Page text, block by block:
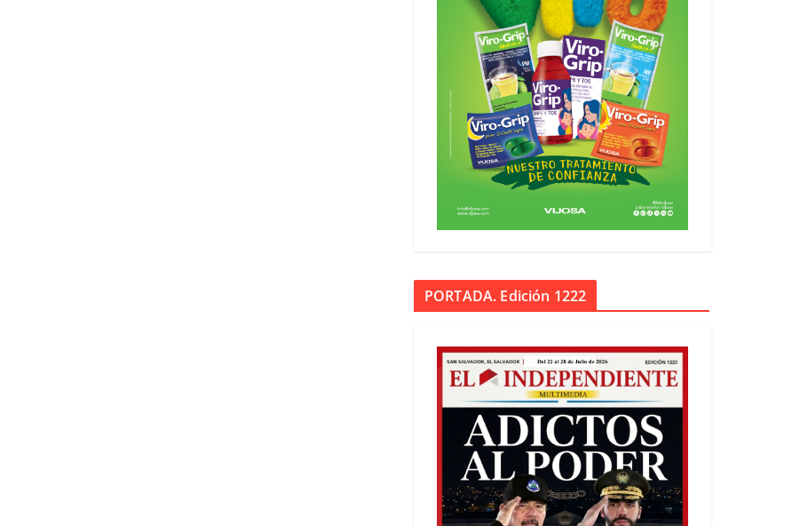
PORTADA. Edición 1222